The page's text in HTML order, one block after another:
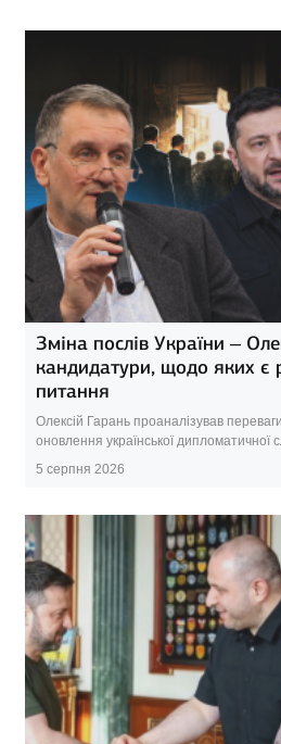
Зміна послів України –
кандидатури, щодо яких є
питання
Олексій Гарань проаналізував
оновлення української дипломатичної
5 серпня 2026